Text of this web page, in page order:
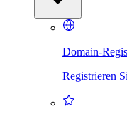
Domain-
Registrieren